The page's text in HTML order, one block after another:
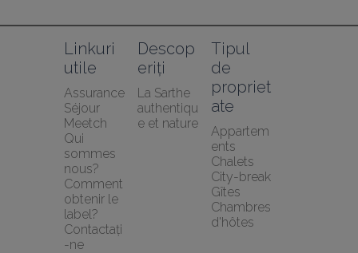
Linkuri
utile
Assurance
Séjour
Meetch
Qui
sommes
nous?
Comment
obtenir le
label?
Contactați
-ne
Descop
eriți
La Sarthe
authentiqu
e et nature
Tipul
de
propriet
ate
Appartem
ents
Chalets
City-break
Gîtes
Chambres
d'hôtes